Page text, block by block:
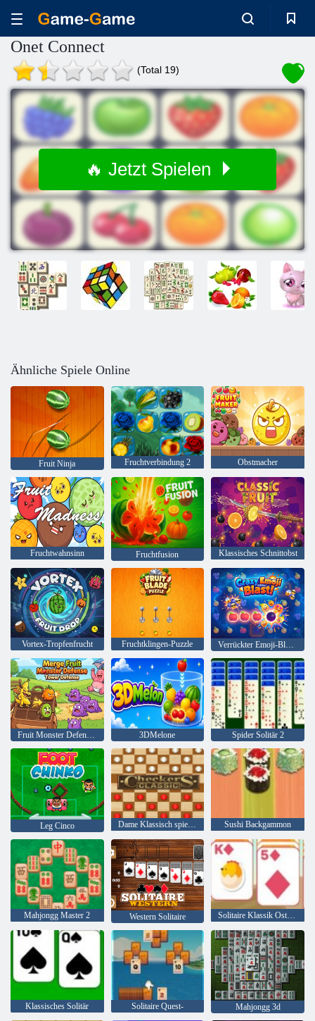
Onet Connect
(Total 19)
🔥 Jetzt Spielen
Ähnliche Spiele Online
Fruit Ninja Fruchtverbindung 2 Obstmacher
Fruchtwahnsinn Fruchtfusion Klassisches Schnittobst
Vortex-Tropfenfrucht Fruchtklingen-Puzzle Verrückter Emoji-Blast!
Fruit Monster Defense Tower Defense zusammenführen 3DMelone Spider Solitär 2
Leg Cinco Dame Klassisch spielen Sushi Backgammon
Mahjongg Master 2 Western Solitaire Solitaire Klassik Ostern
Klassisches Solitär Solitaire Quest- Mahjongg 3d